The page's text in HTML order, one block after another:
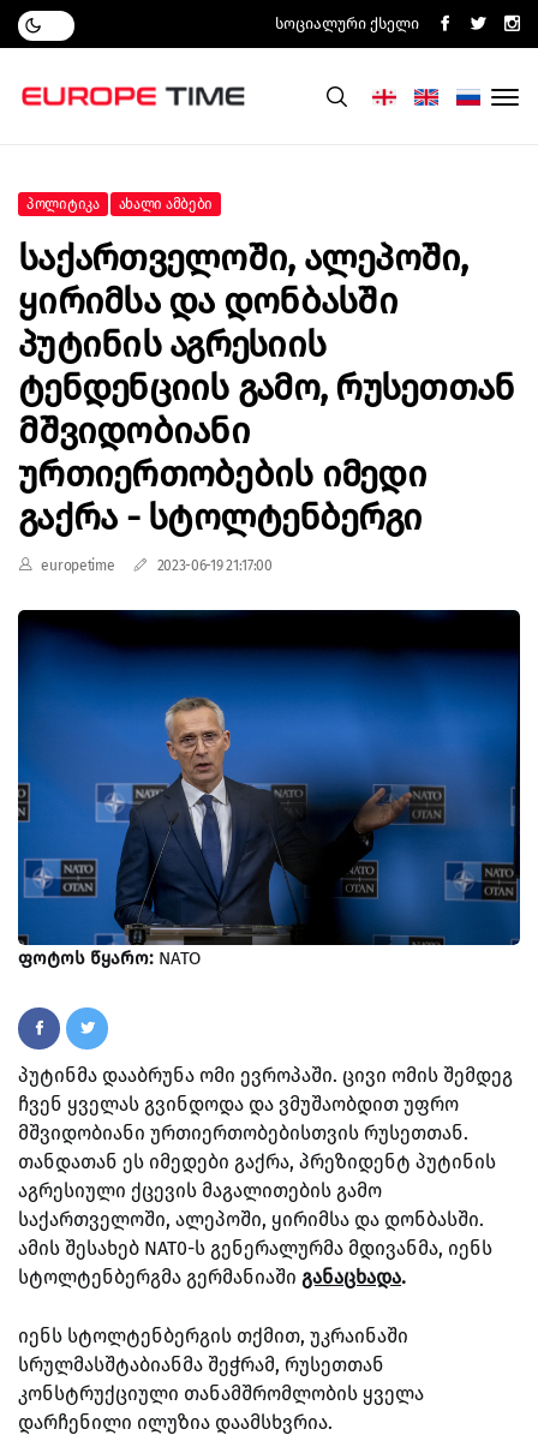
Სოციალური Ქსელი
Პოლიტიკა Ახალი Ამბები
Საქართველოში, Ალეპოში,
Ყირიმსა Და Დონბასში
Პუტინის Აგრესიის
Ტენდენციის Გამო, Რუსეთთან
Მშვიდობიანი
Ურთიერთობების Იმედი
Გაქრა - Სტოლტენბერგი
europetime 2023-06-19 21:17:00
ფოტოს წყარო: NATO
პუტინმა დააბრუნა ომი ევროპაში. ცივი ომის შემდეგ
ჩვენ ყველას გვინდოდა და ვმუშაობდით უფრო
მშვიდობიანი ურთიერთობებისთვის რუსეთთან.
თანდათან ეს იმედები გაქრა, პრეზიდენტ პუტინის
აგრესიული ქცევის მაგალითების გამო
საქართველოში, ალეპოში, ყირიმსა და დონბასში.
ამის შესახებ NAT0-ს გენერალურმა მდივანმა, იენს
სტოლტენბერგმა გერმანიაში განაცხადა.
იენს სტოლტენბერგის თქმით, უკრაინაში
სრულმასშტაბიანმა შეჭრამ, რუსეთთან
კონსტრუქციული თანამშრომლობის ყველა
დარჩენილი ილუზია დაამსხვრია.